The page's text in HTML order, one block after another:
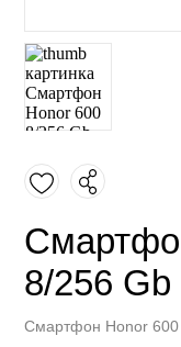
8/256 Gb
Смартфон Honor 600